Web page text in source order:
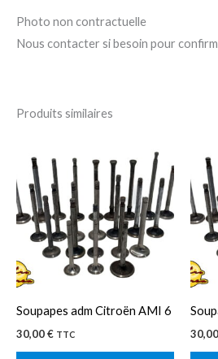
Photo non contractuelle
Nous contacter si besoin pour
Produits similaires
Soupapes adm Citroën AMI 6
30,00€ TTC
produit
a
options
être
choisies
30,00